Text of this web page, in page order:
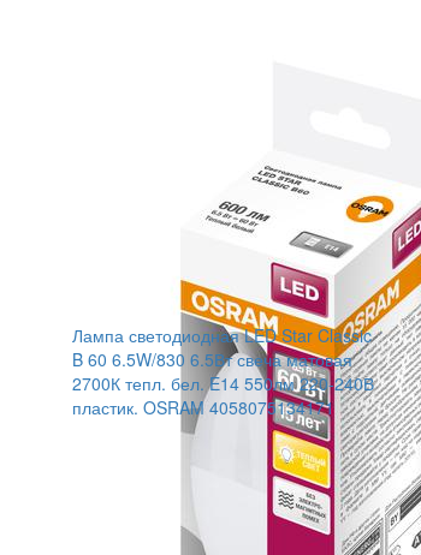
Лампа светодиодная LED Star Classic
B 60 6.5W/830 6.5Вт свеча матовая
2700К тепл. бел. E14 550лм 220-240В
пластик. OSRAM 4058075134171